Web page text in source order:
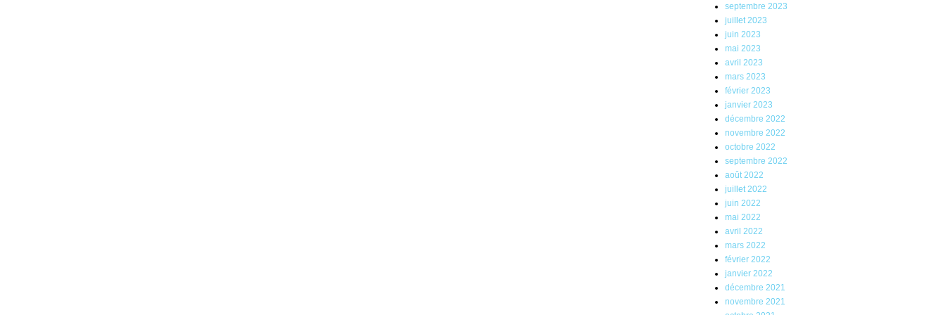
septembre 2023
juillet 2023
juin 2023
mai 2023
avril 2023
mars 2023
février 2023
janvier 2023
décembre 2022
novembre 2022
octobre 2022
septembre 2022
août 2022
juillet 2022
juin 2022
mai 2022
avril 2022
mars 2022
février 2022
janvier 2022
décembre 2021
novembre 2021